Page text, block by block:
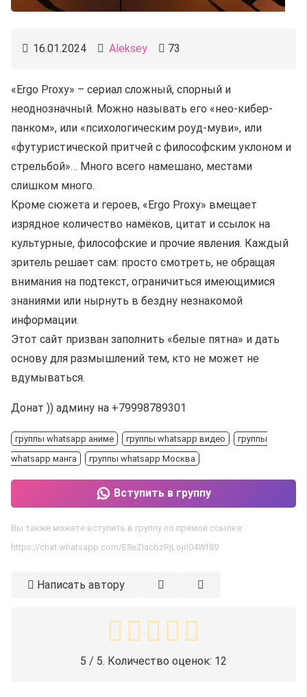
16.01.2024 Aleksey 73
«Ergo Proxy» – сериал сложный, спорный и
неоднозначный. Можно называть его «нео-кибер-
панком», или «психологическим роуд-муви», или
«футуристической притчей с философским уклоном и
стрельбой»… Много всего намешано, местами
слишком много.
Кроме сюжета и героев, «Ergo Proxy» вмещает
изрядное количество намёков, цитат и ссылок на
культурные, философские и прочие явления. Каждый
зритель решает сам: просто смотреть, не обращая
внимания на подтекст, ограничиться имеющимися
знаниями или нырнуть в бездну незнакомой
информации.
Этот сайт призван заполнить «белые пятна» и дать
основу для размышлений тем, кто не может не
вдумываться.
Донат )) админу на +79998789301
группы whatsapp аниме группы whatsapp видео
группы
whatsapp манга
группы whatsapp Москва
Вступить в группу
Вы также можете вступить в группу по прямой ссылке:
https://chat.whatsapp.com/E8eZIacbzRjLojrl04Wf89
Написать автору
5 / 5. Количество оценок: 12